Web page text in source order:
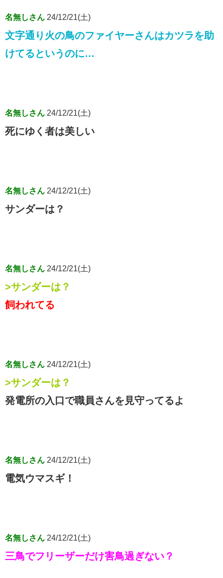
名無しさん 24/12/21(土)
文字通り火の鳥のファイヤーさんはカツラを助
けてるというのに…
名無しさん 24/12/21(土)
死にゆく者は美しい
名無しさん 24/12/21(土)
サンダーは？
名無しさん 24/12/21(土)
>サンダーは？
飼われてる
名無しさん 24/12/21(土)
>サンダーは？
発電所の入口で職員さんを見守ってるよ
名無しさん 24/12/21(土)
電気ウマスギ！
名無しさん 24/12/21(土)
三鳥でフリーザーだけ害鳥過ぎない？